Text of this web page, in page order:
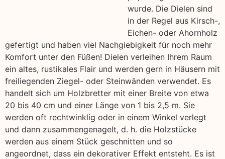
wurde. Die Dielen sind
in der Regel aus Kirsch-,
Eichen- oder Ahornholz
gefertigt und haben viel Nachgiebigkeit für noch mehr
Komfort unter den Füßen! Dielen verleihen Ihrem Raum
ein altes, rustikales Flair und werden gern in Häusern mit
freiliegenden Ziegel- oder Steinwänden verwendet. Es
handelt sich um Holzbretter mit einer Breite von etwa
20 bis 40 cm und einer Länge von 1 bis 2,5 m. Sie
werden oft rechtwinklig oder in einem Winkel verlegt
und dann zusammengenagelt, d. h. die Holzstücke
werden aus einem Stück geschnitten und so
angeordnet, dass ein dekorativer Effekt entsteht. Es ist